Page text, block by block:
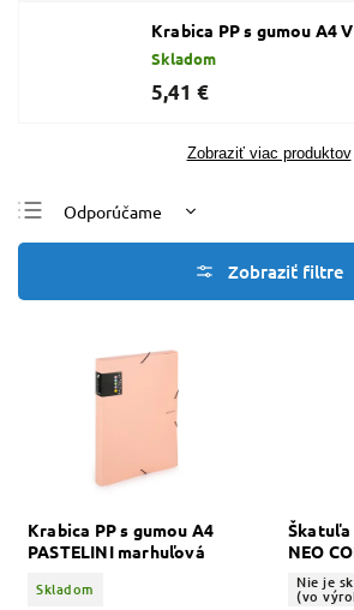
Krabica PP s gumou A4
Skladom
5,41 €
Zobraziť viac produktov
Odporúčame
Najlacnejšie
Abecedne
Krabica PP s gumou A4
PASTELINI marhuľová
Skladom
Škatuľa
NEO
Nie je
(vo